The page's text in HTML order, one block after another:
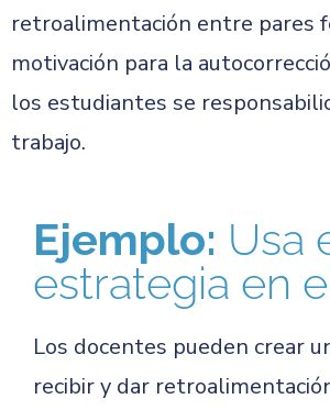
retroalimentación entre pares
motivación para la
los estudiantes se
trabajo.
Ejemplo: Usa
estrategia en
Los docentes pueden crear
recibir y dar